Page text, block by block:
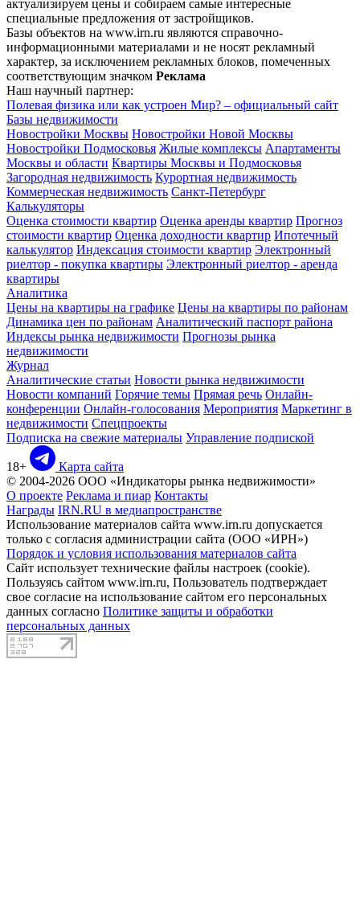
актуализируем цены и собираем самые интересные
специальные предложения от застройщиков.
Базы объектов на www.irn.ru являются справочно-
информационными материалами и не носят рекламный
характер, за исключением рекламных блоков, помеченных
соответствующим значком Реклама
Наш научный партнер:
Полевая физика или как устроен Мир? – официальный сайт
Базы недвижимости
Новостройки Москвы Новостройки Новой Москвы
Новостройки Подмосковья Жилые комплексы Апартаменты
Москвы и области Квартиры Москвы и Подмосковья
Загородная недвижимость Курортная недвижимость
Коммерческая недвижимость Санкт-Петербург
Калькуляторы
Оценка стоимости квартир Оценка аренды квартир Прогноз
стоимости квартир Оценка доходности квартир Ипотечный
калькулятор Индексация стоимости квартир Электронный
риелтор - покупка квартиры Электронный риелтор - аренда
квартиры
Аналитика
Цены на квартиры на графике Цены на квартиры по районам
Динамика цен по районам Аналитический паспорт района
Индексы рынка недвижимости Прогнозы рынка
недвижимости
Журнал
Аналитические статьи Новости рынка недвижимости
Новости компаний Горячие темы Прямая речь Онлайн-
конференции Онлайн-голосования Мероприятия Маркетинг в
недвижимости Спецпроекты
Подписка на свежие материалы Управление подпиской
18+
Карта сайта
© 2004-2026 ООО «Индикаторы рынка недвижимости»
О проекте Реклама и пиар Контакты
Награды IRN.RU в медиапространстве
Использование материалов сайта www.irn.ru допускается
только с согласия администрации сайта (ООО «ИРН»)
Порядок и условия использования материалов сайта
Сайт использует технические файлы настроек (cookie).
Пользуясь сайтом www.irn.ru, Пользователь подтверждает
свое согласие на использование сайтом его персональных
данных согласно Политике защиты и обработки
персональных данных